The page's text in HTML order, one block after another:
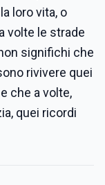
loro vita, o
volte le strade
significhi che
rivivere quei
che a volte,
quei ricordi